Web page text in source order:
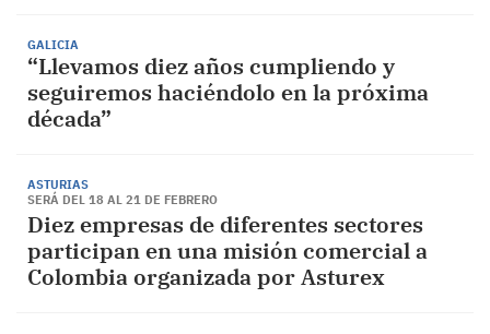
GALICIA
“Llevamos diez años cumpliendo y
seguiremos haciéndolo en la próxima
década”
ASTURIAS
SERÁ DEL 18 AL 21 DE FEBRERO
Diez empresas de diferentes sectores
participan en una misión comercial a
Colombia organizada por Asturex